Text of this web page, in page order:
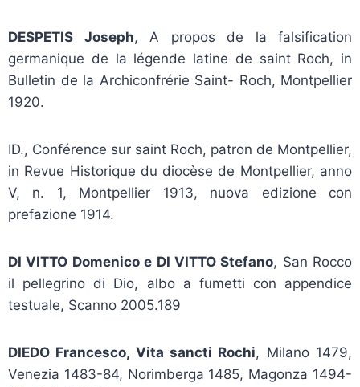
DESPETIS Joseph, A propos de la falsification
germanique de la légende latine de saint Roch, in
Bulletin de la Archiconfrérie Saint- Roch, Montpellier
1920.
ID., Conférence sur saint Roch, patron de Montpellier,
in Revue Historique du diocèse de Montpellier, anno
V, n. 1, Montpellier 1913, nuova edizione con
prefazione 1914.
DI VITTO Domenico e DI VITTO Stefano, San Rocco
il pellegrino di Dio, albo a fumetti con appendice
testuale, Scanno 2005.189
DIEDO Francesco, Vita sancti Rochi, Milano 1479,
Venezia 1483-84, Norimberga 1485, Magonza 1494-